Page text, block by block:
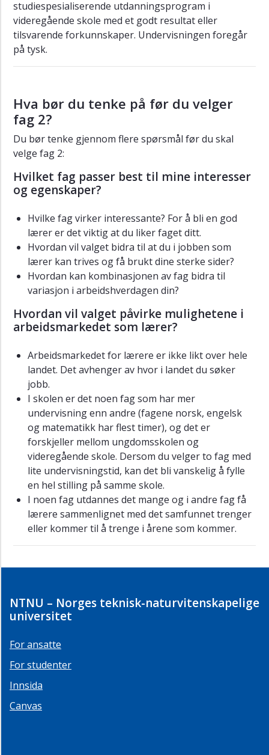
studiespesialiserende utdanningsprogram i
videregående skole med et godt resultat eller
tilsvarende forkunnskaper. Undervisningen foregår
på tysk.
Hva bør du tenke på før du velger
fag 2?
Du bør tenke gjennom flere spørsmål før du skal
velge fag 2:
Hvilket fag passer best til mine interesser
og egenskaper?
Hvilke fag virker interessante? For å bli en god
lærer er det viktig at du liker faget ditt.
Hvordan vil valget bidra til at du i jobben som
lærer kan trives og få brukt dine sterke sider?
Hvordan kan kombinasjonen av fag bidra til
variasjon i arbeidshverdagen din?
Hvordan vil valget påvirke mulighetene i
arbeidsmarkedet som lærer?
Arbeidsmarkedet for lærere er ikke likt over hele
landet. Det avhenger av hvor i landet du søker
jobb.
I skolen er det noen fag som har mer
undervisning enn andre (fagene norsk, engelsk
og matematikk har flest timer), og det er
forskjeller mellom ungdomsskolen og
videregående skole. Dersom du velger to fag med
lite undervisningstid, kan det bli vanskelig å fylle
en hel stilling på samme skole.
I noen fag utdannes det mange og i andre fag få
lærere sammenlignet med det samfunnet trenger
eller kommer til å trenge i årene som kommer.
NTNU – Norges teknisk-naturvitenskapelige
universitet
For ansatte
For studenter
Innsida
Canvas